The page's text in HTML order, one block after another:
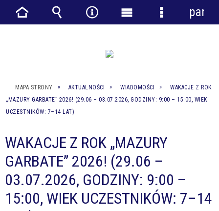
MAPA STRONY AKTUALNOŚCI WIADOMOŚCI
WAKACJE Z ROK
„MAZURY GARBATE” 2026! (29.06 – 03.07.2026, GODZINY: 9:00 – 15:00, WIEK
UCZESTNIKÓW: 7–14 LAT)
WAKACJE Z ROK „MAZURY
GARBATE” 2026! (29.06 –
03.07.2026, GODZINY: 9:00 –
15:00, WIEK UCZESTNIKÓW: 7–14
StronaWyszukiwarka
Narzędzia
Menu Menu
panel